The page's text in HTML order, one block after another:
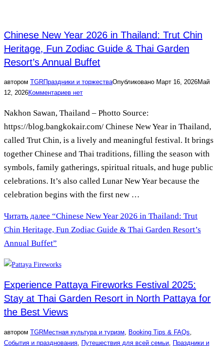
Chinese New Year 2026 in Thailand: Trut Chin
Heritage, Fun Zodiac Guide & Thai Garden
Resort’s Annual Buffet
автором TGRПраздники и торжестваОпубликовано Март 16, 2026Май
12, 2026Комментариев нет
Nakhon Sawan, Thailand – Photto Source:
https://blog.bangkokair.com/ Chinese New Year in Thailand,
called Trut Chin, is a lively and meaningful festival. It brings
together Chinese and Thai traditions, filling the season with
symbols, family gatherings, spiritual rituals, and huge public
celebrations. It’s also called Lunar New Year because the
celebration begins with the first new …
Читать далее “Chinese New Year 2026 in Thailand: Trut
Chin Heritage, Fun Zodiac Guide & Thai Garden Resort’s
Annual Buffet”
Experience Pattaya Fireworks Festival 2025:
Stay at Thai Garden Resort in North Pattaya for
the Best Views
автором TGRМестная культура и туризм, Booking Tips & FAQs,
События и празднования, Путешествия для всей семьи, Праздники и